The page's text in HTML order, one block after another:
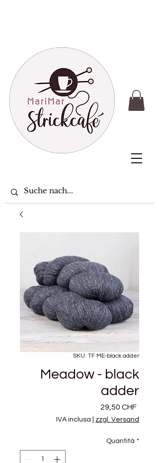
SKU: TF ME-black adder
Meadow - black
adder
29,50 CHFPrezzo
IVA inclusa zzgl. Versand
Quantità *